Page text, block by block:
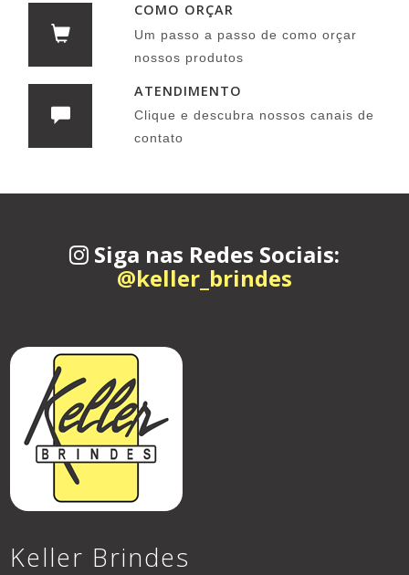
COMO ORÇAR
Um passo a passo de como orçar
nossos produtos
ATENDIMENTO
Clique e descubra nossos canais de
contato
Siga nas Redes Sociais:
@keller_brindes
Keller Brindes